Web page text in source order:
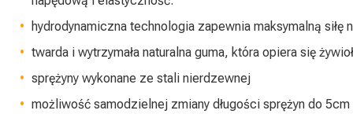
hydrodynamiczna technologia zapewnia maksymalną siłę
twarda i wytrzymała naturalna guma, która opiera się
sprężyny wykonane ze stali nierdzewnej
możliwość samodzielnej zmiany długości sprężyn do 5cm